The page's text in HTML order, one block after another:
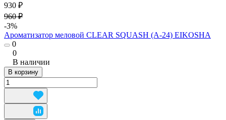
930 ₽
960 ₽
-3%
Ароматизатор меловой CLEAR SQUASH (А-24) EIKOSHA
0
0
В наличии
В корзину